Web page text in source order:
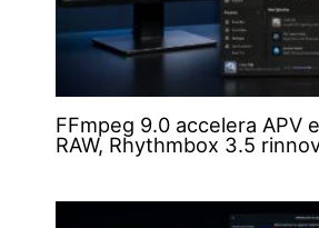
FFmpeg 9.0 accelera APV
RAW, Rhythmbox 3.5